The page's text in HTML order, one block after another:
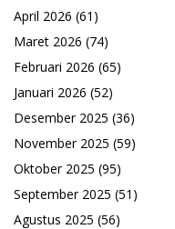
April 2026 (61)
Maret 2026 (74)
Februari 2026 (65)
Januari 2026 (52)
Desember 2025 (36)
November 2025 (59)
Oktober 2025 (95)
September 2025 (51)
Agustus 2025 (56)